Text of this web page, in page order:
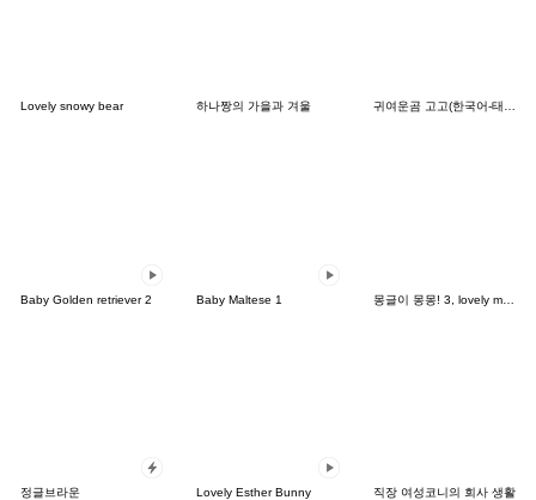
Lovely snowy bear 하나짱의 가을과 겨울 귀여운곰 고고(한국어-태국어)
Baby Golden retriever 2 Baby Maltese 1 몽글이 몽몽! 3, lovely mongmong
정글브라운 Lovely Esther Bunny 직장 여성코니의 회사 생활